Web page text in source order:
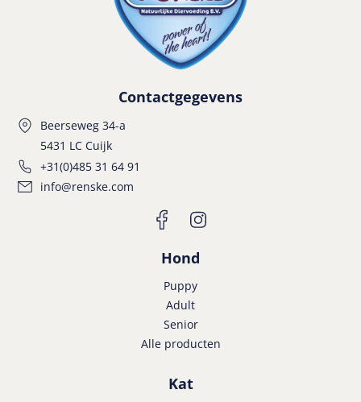
Contactgegevens
Beerseweg 34-a
5431 LC Cuijk
+31(0)485 31 64 91
info@renske.com
Hond
Puppy
Adult
Senior
Alle producten
Kat